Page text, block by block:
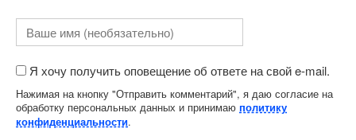
Я хочу получить оповещение об ответе на свой e-mail.
Нажимая на кнопку "Отправить комментарий", я даю согласие на
обработку персональных данных и принимаю политику
конфиденциальности.